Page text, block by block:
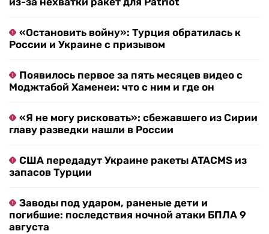
«Остановить войну»: Турция обратилась к
России и Украине с призывом
Появилось первое за пять месяцев видео с
Моджтабой Хаменеи: что с ним и где он
«Я не могу рисковать»: сбежавшего из Сирии
главу разведки нашли в России
США передадут Украине ракеты ATACMS из
запасов Турции
Заводы под ударом, раненые дети и
погибшие: последствия ночной атаки БПЛА 9
августа